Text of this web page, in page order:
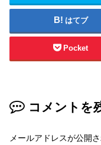
はてブ
Pocket
コメントを
メールアドレスが公開